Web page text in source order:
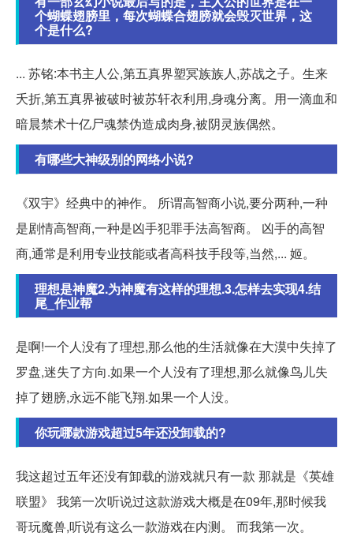
个蝴蝶翅膀里，每次蝴蝶合翅膀就会毁灭世界，这
个是什么?
... 苏铭:本书主人公,第五真界塑冥族族人,苏战之子。生来
夭折,第五真界被破时被苏轩衣利用,身魂分离。用一滴血和
暗晨禁术十亿尸魂禁伪造成肉身,被阴灵族偶然。
有哪些大神级别的网络小说?
《双宇》经典中的神作。 所谓高智商小说,要分两种,一种
是剧情高智商,一种是凶手犯罪手法高智商。 凶手的高智
商,通常是利用专业技能或者高科技手段等,当然,... 姬。
理想是神魔2.为神魔有这样的理想.3.怎样去实现4.结
尾_作业帮
是啊!一个人没有了理想,那么他的生活就像在大漠中失掉了
罗盘,迷失了方向.如果一个人没有了理想,那么就像鸟儿失
掉了翅膀,永远不能飞翔.如果一个人没。
你玩哪款游戏超过5年还没卸载的?
我这超过五年还没有卸载的游戏就只有一款 那就是《英雄
联盟》 我第一次听说过这款游戏大概是在09年,那时候我
哥玩魔兽,听说有这么一款游戏在内测。 而我第一次。